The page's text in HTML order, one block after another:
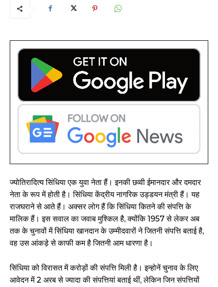
ज्योतिरादित्य सिंधिया एक युवा नेता हैं। इनकी छव्वी ईमानदार और दमदार
नेता के रूप में होती है। सिंधिया केंद्रीय नागरिक उड्डयन मंत्री हैं। यह
राजघराने से आते हैं। अक्सर लोग हैं कि सिंधिया कितने की संपत्ति के
मालिक हैं। इस सवाल का जवाब मुश्किल है, क्योंकि 1957 से लेकर अब
तक के चुनावों में सिंधिया खानदान के उम्मीदवारों ने जितनी संपत्ति बताई है,
वह उस आंकड़े से काफी कम है जितनी आम धारणा है।
सिंधिया को विरासत में करोड़ों की संपत्ति मिली है। इन्होनें चुनाव के लिए
आवेदन में 2 अरब से ज्यादा की संपत्तियां बताई थीं, लेकिन जिन संपत्तियों